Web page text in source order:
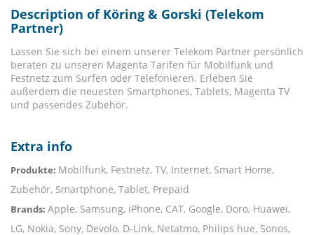
Description of Köring & Gorski (Telekom
Partner)
Lassen Sie sich bei einem unserer Telekom Partner persönlich
beraten zu unseren Magenta Tarifen für Mobilfunk und
Festnetz zum Surfen oder Telefonieren. Erleben Sie
außerdem die neuesten Smartphones, Tablets, Magenta TV
und passendes Zubehör.
Extra info
Produkte: Mobilfunk, Festnetz, TV, Internet, Smart Home,
Zubehör, Smartphone, Tablet, Prepaid
Brands: Apple, Samsung, iPhone, CAT, Google, Doro, Huawei,
LG, Nokia, Sony, Devolo, D-Link, Netatmo, Philips hue, Sonos,